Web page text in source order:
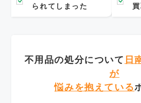
られてしまった
不用品の処分について 日
が
悩みを抱えている